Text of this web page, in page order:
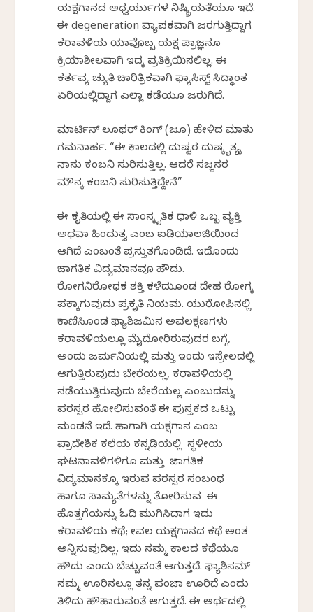
ಯಕ್ಷಗಾನದ ಅಧ್ವರ್ಯುಗಳ ನಿಷ್ಕ್ರಿಯತೆಯೂ ಇದೆ.
ಈ degeneration ವ್ಯಾಪಕವಾಗಿ ಜರಗುತ್ತಿದ್ದಾಗ
ಕರಾವಳಿಯ ಯಾವೊಬ್ಬ ಯಕ್ಷ ಪ್ರಾಜ್ಞನೂ
ಕ್ರಿಯಾಶೀಲವಾಗಿ ಇದಕ್ಕೆ ಪ್ರತಿಕ್ರಿಯಿಸಲಿಲ್ಲ. ಈ
ಕರ್ತವ್ಯ ಚ್ಯುತಿ ಚಾರಿತ್ರಿಕವಾಗಿ ಫ್ಯಾಸಿಸ್ಟ್‌ ಸಿದ್ಧಾಂತ
ಏರಿಕೆಯಲ್ಲಿದ್ದಾಗ ಎಲ್ಲಾ ಕಡೆಯೂ ಜರುಗಿದೆ.
ಮಾರ್ಟಿನ್‌ ಲೂಥರ್‌ ಕಿಂಗ್‌ (ಜೂ) ಹೇಳಿದ ಮಾತು
ಗಮನಾರ್ಹ. “ಈ ಕಾಲದಲ್ಲಿ ದುಷ್ಟರ ದುಷ್ಕೃತ್ಯಕ್ಕೆ
ನಾನು ಕಂಬನಿ ಸುರಿಸುತ್ತಿಲ್ಲ. ಆದರೆ ಸಜ್ಜನರ
ಮೌನಕ್ಕೆ ಕಂಬನಿ ಸುರಿಸುತ್ತಿದ್ದೇನೆ”
ಈ ಕೃತಿಯಲ್ಲಿ ಈ ಸಾಂಸ್ಕೃತಿಕ ಧಾಳಿ ಒಬ್ಬ ವ್ಯಕ್ತಿ
ಅಥವಾ ಹಿಂದುತ್ವ ಎಂಬ ಐಡಿಯಾಲಜಿಯಿಂದ
ಆಗಿದೆ ಎಂಬಂತೆ ಪ್ರಸ್ತುತಗೊಂಡಿದೆ. ಇದೊಂದು
ಜಾಗತಿಕ ವಿದ್ಯಮಾನವೂ ಹೌದು.
ರೋಗನಿರೋಧಕ ಶಕ್ತಿ ಕಳೆದುಕೊಂಡ ದೇಹ ರೋಗಕ್ಕೆ
ಪಕ್ಕಾಗುವುದು ಪ್ರಕೃತಿ ನಿಯಮ. ಯುರೋಪಿನಲ್ಲಿ
ಕಾಣಿಸಿಕೊಂಡ ಫ್ಯಾಶಿಜಮಿನ ಅವಲಕ್ಷಣಗಳು
ಕರಾವಳಿಯಲ್ಲೂ ಮೈದೋರಿರುವುದರ ಬಗ್ಗೆ,
ಅಂದು ಜರ್ಮನಿಯಲ್ಲಿ ಮತ್ತು ಇಂದು ಇಸ್ರೇಲದಲ್ಲಿ
ಆಗುತ್ತಿರುವುದು ಬೇರೆಯಲ್ಲ, ಕರಾವಳಿಯಲ್ಲಿ
ನಡೆಯುತ್ತಿರುವುದು ಬೇರೆಯಲ್ಲ ಎಂಬುದನ್ನು
ಪರಸ್ಪರ ಹೋಲಿಸುವಂತೆ ಈ ಪುಸ್ತಕದ ಒಟ್ಟು
ಮಂಡನೆ ಇದೆ. ಹಾಗಾಗಿ ಯಕ್ಷಗಾನ ಎಂಬ
ಪ್ರಾದೇಶಿಕ ಕಲೆಯ ಕನ್ನಡಿಯಲ್ಲಿ ಸ್ಥಳೀಯ
ಘಟನಾವಳಿಗಳಿಗೂ ಮತ್ತು ಜಾಗತಿಕ
ವಿದ್ಯಮಾನಕ್ಕೂ ಇರುವ ಪರಸ್ಪರ ಸಂಬಂಧ
ಹಾಗೂ ಸಾಮ್ಯತೆಗಳನ್ನು ತೋರಿಸುವ ಈ
ಹೊತ್ತಗೆಯನ್ನು ಓದಿ ಮುಗಿಸಿದಾಗ ಇದು
ಕರಾವಳಿಯ ಕಥೆ; ಕೇವಲ ಯಕ್ಷಗಾನದ ಕಥೆ ಅಂತ
ಅನ್ನಿಸುವುದಿಲ್ಲ. ಇದು ನಮ್ಮ ಕಾಲದ ಕಥೆಯೂ
ಹೌದು ಎಂದು ಬೆಚ್ಚುವಂತೆ ಆಗುತ್ತದೆ. ಫ್ಯಾಶಿಸಮ್
ನಮ್ಮ ಊರಿನಲ್ಲೂ ತನ್ನ ಪಂಜಾ ಊರಿದೆ ಎಂದು
ತಿಳಿದು ಹೌಹಾರುವಂತೆ ಆಗುತ್ತದೆ. ಈ ಅರ್ಥದಲ್ಲಿ